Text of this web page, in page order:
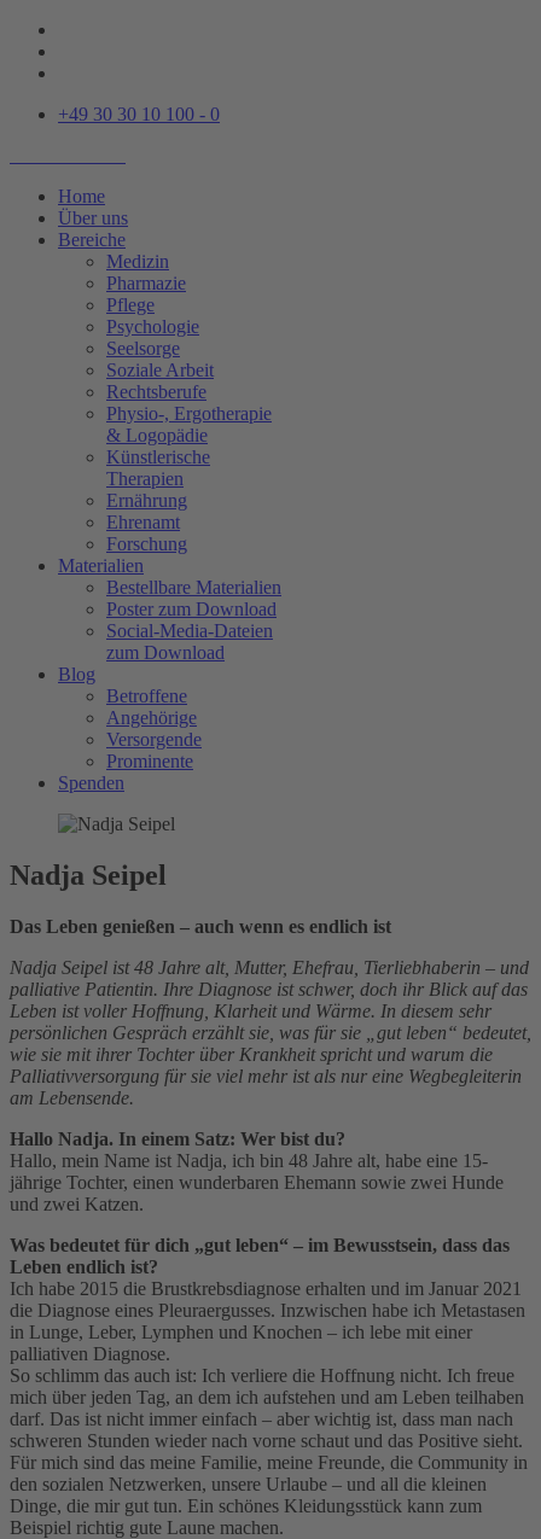
+49 30 30 10 100 - 0
Home
Über uns
Bereiche
Medizin
Pharmazie
Pflege
Psychologie
Seelsorge
Soziale Arbeit
Rechtsberufe
Physio-, Ergotherapie
& Logopädie
Künstlerische
Therapien
Ernährung
Ehrenamt
Forschung
Materialien
Bestellbare Materialien
Poster zum Download
Social-Media-Dateien
zum Download
Blog
Betroffene
Angehörige
Versorgende
Prominente
Spenden
Nadja Seipel
Das Leben genießen – auch wenn es endlich ist
Nadja Seipel ist 48 Jahre alt, Mutter, Ehefrau, Tierliebhaberin – und
palliative Patientin. Ihre Diagnose ist schwer, doch ihr Blick auf das
Leben ist voller Hoffnung, Klarheit und Wärme. In diesem sehr
persönlichen Gespräch erzählt sie, was für sie „gut leben“ bedeutet,
wie sie mit ihrer Tochter über Krankheit spricht und warum die
Palliativversorgung für sie viel mehr ist als nur eine Wegbegleiterin
am Lebensende.
Hallo Nadja. In einem Satz: Wer bist du?
Hallo, mein Name ist Nadja, ich bin 48 Jahre alt, habe eine 15-
jährige Tochter, einen wunderbaren Ehemann sowie zwei Hunde
und zwei Katzen.
Was bedeutet für dich „gut leben“ – im Bewusstsein, dass das
Leben endlich ist?
Ich habe 2015 die Brustkrebsdiagnose erhalten und im Januar 2021
die Diagnose eines Pleuraergusses. Inzwischen habe ich Metastasen
in Lunge, Leber, Lymphen und Knochen – ich lebe mit einer
palliativen Diagnose.
So schlimm das auch ist: Ich verliere die Hoffnung nicht. Ich freue
mich über jeden Tag, an dem ich aufstehen und am Leben teilhaben
darf. Das ist nicht immer einfach – aber wichtig ist, dass man nach
schweren Stunden wieder nach vorne schaut und das Positive sieht.
Für mich sind das meine Familie, meine Freunde, die Community in
den sozialen Netzwerken, unsere Urlaube – und all die kleinen
Dinge, die mir gut tun. Ein schönes Kleidungsstück kann zum
Beispiel richtig gute Laune machen.